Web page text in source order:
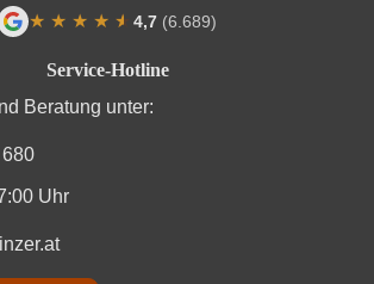
Service-Hotline
Beratung unter:
Uhr
★ ★ ★ ★ ★
★ 4,7 (6.689)